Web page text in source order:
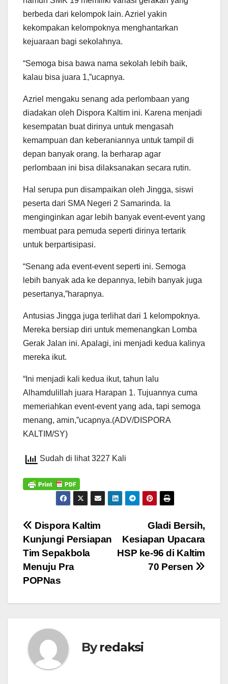
berbeda dari kelompok lain. Azriel yakin
kekompakan kelompoknya menghantarkan
kejuaraan bagi sekolahnya.
“Semoga bisa bawa nama sekolah lebih baik,
kalau bisa juara 1,”ucapnya.
Azriel mengaku senang ada perlombaan yang
diadakan oleh Dispora Kaltim ini. Karena menjadi
kesempatan buat dirinya untuk mengasah
kemampuan dan keberaniannya untuk tampil di
depan banyak orang. Ia berharap agar
perlombaan ini bisa dilaksanakan secara rutin.
Hal serupa pun disampaikan oleh Jingga, siswi
peserta dari SMA Negeri 2 Samarinda. Ia
menginginkan agar lebih banyak event-event yang
membuat para pemuda seperti dirinya tertarik
untuk berpartisipasi.
“Senang ada event-event seperti ini. Semoga
lebih banyak ada ke depannya, lebih banyak juga
pesertanya,”harapnya.
Antusias Jingga juga terlihat dari 1 kelompoknya.
Mereka bersiap diri untuk memenangkan Lomba
Gerak Jalan ini. Apalagi, ini menjadi kedua kalinya
mereka ikut.
“Ini menjadi kali kedua ikut, tahun lalu
Alhamdulillah juara Harapan 1. Tujuannya cuma
memeriahkan event-event yang ada, tapi semoga
menang, amin,”ucapnya.(ADV/DISPORA
KALTIM/SY)
Sudah di lihat 3227 Kali
Navigasi
pos
Gladi Bersih,
Kesiapan Upacara
HSP ke-96 di Kaltim
70 Persen
Dispora Kaltim
Kunjungi Persiapan
Tim Sepakbola
Menuju Pra
POPNas
Byredaksi